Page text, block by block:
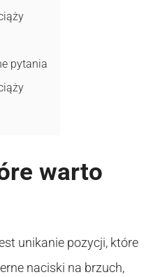
pytania
warto
unikanie pozycji, które
naciski na brzuch,